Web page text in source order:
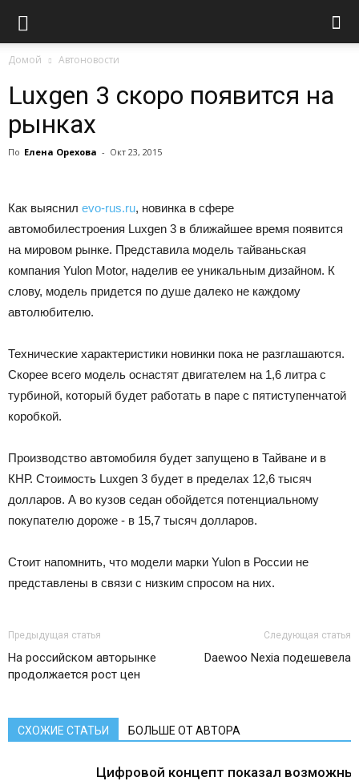
Домой Автоновости
Luxgen 3 скоро появится на
рынках
По Елена Орехова - Окт 23, 2015
Как выяснил evo-rus.ru, новинка в сфере
автомобилестроения Luxgen 3 в ближайшее время появится
на мировом рынке. Представила модель тайваньская
компания Yulon Motor, наделив ее уникальным дизайном. К
слову, модель придется по душе далеко не каждому
автолюбителю.
Технические характеристики новинки пока не разглашаются.
Скорее всего модель оснастят двигателем на 1,6 литра с
турбиной, который будет работать в паре с пятиступенчатой
коробкой.
Производство автомобиля будет запущено в Тайване и в
КНР. Стоимость Luxgen 3 будет в пределах 12,6 тысяч
долларов. А во кузов седан обойдется потенциальному
покупателю дороже - в 15,7 тысяч долларов.
Стоит напомнить, что модели марки Yulon в России не
представлены в связи с низким спросом на них.
Предыдущая статья
На российском авторынке
продолжается рост цен
Следующая статья
Daewoo Nexia подешевела
СХОЖИЕ СТАТЬИ БОЛЬШЕ ОТ АВТОРА
Цифровой концепт показал